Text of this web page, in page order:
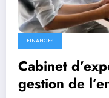
FINANCES
Cabinet
gestion de